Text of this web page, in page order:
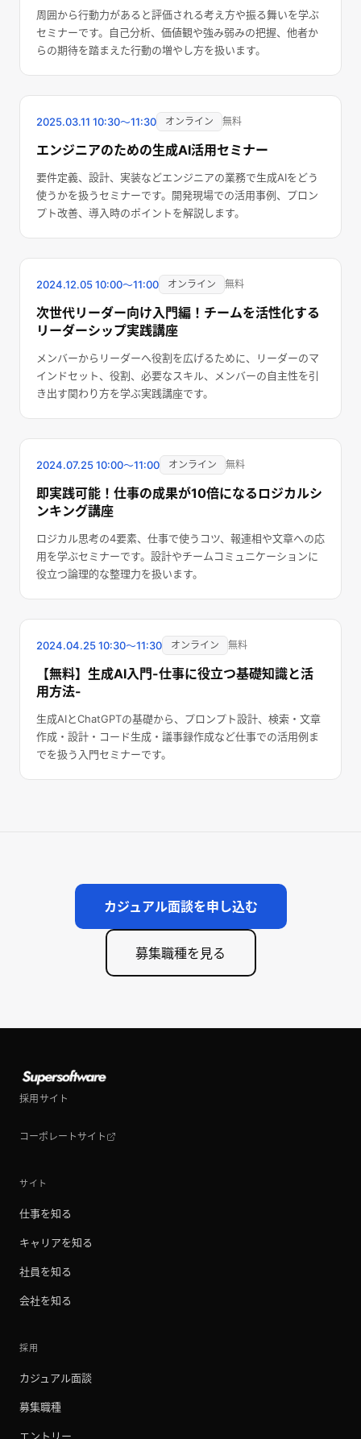
周囲から行動力があると評価される考え方や振る舞いを学ぶ
セミナーです。自己分析、価値観や強み弱みの把握、他者か
らの期待を踏まえた行動の増やし方を扱います。
終了しました
2025.03.11 10:30〜11:30 オンライン 無料
エンジニアのための生成AI活用セミナー
要件定義、設計、実装などエンジニアの業務で生成AIをどう
使うかを扱うセミナーです。開発現場での活用事例、プロン
プト改善、導入時のポイントを解説します。
終了しました
2024.12.0510:00〜11:00 オンライン 無料
次世代リーダー向け入門編！チームを活性化する
リーダーシップ実践講座
メンバーからリーダーへ役割を広げるために、リーダーのマ
インドセット、役割、必要なスキル、メンバーの自主性を引
き出す関わり方を学ぶ実践講座です。
終了しました
2024.07.2510:00〜11:00 オンライン 無料
即実践可能！仕事の成果が10倍になるロジカルシ
ンキング講座
ロジカル思考の4要素、仕事で使うコツ、報連相や文章への応
用を学ぶセミナーです。設計やチームコミュニケーションに
役立つ論理的な整理力を扱います。
終了しました
2024.04.2510:30〜11:30 オンライン 無料
【無料】生成AI入門-仕事に役立つ基礎知識と活
用方法-
生成AIとChatGPTの基礎から、プロンプト設計、検索・文章
作成・設計・コード生成・議事録作成など仕事での活用例ま
でを扱う入門セミナーです。
カジュアル面談を申し込む
募集職種を見る
採用サイト
コーポレートサイト
サイト
仕事を知る
キャリアを知る
社員を知る
会社を知る
採用
カジュアル面談
募集職種
エントリー